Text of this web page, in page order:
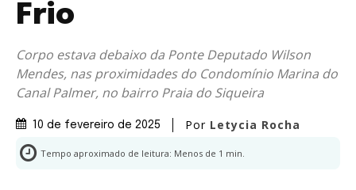
Frio
Corpo estava debaixo da Ponte Deputado Wilson
Mendes, nas proximidades do Condomínio Marina do
Canal Palmer, no bairro Praia do Siqueira
10 de fevereiro de 2025 Por Letycia Rocha
Tempo aproximado de leitura: Menos de 1 min.